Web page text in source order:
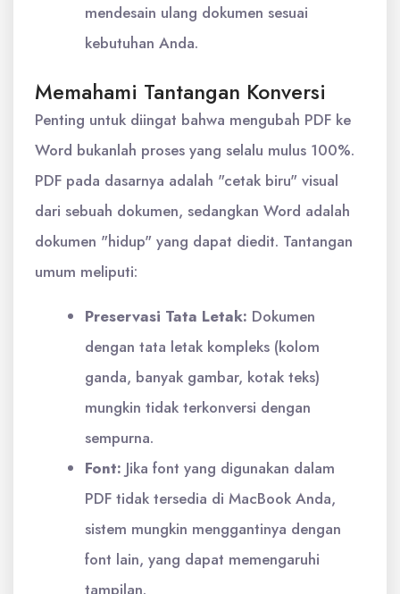
mendesain ulang dokumen sesuai
kebutuhan Anda.
Memahami Tantangan Konversi
Penting untuk diingat bahwa mengubah PDF ke
Word bukanlah proses yang selalu mulus 100%.
PDF pada dasarnya adalah "cetak biru" visual
dari sebuah dokumen, sedangkan Word adalah
dokumen "hidup" yang dapat diedit. Tantangan
umum meliputi:
Preservasi Tata Letak: Dokumen
dengan tata letak kompleks (kolom
ganda, banyak gambar, kotak teks)
mungkin tidak terkonversi dengan
sempurna.
Font: Jika font yang digunakan dalam
PDF tidak tersedia di MacBook Anda,
sistem mungkin menggantinya dengan
font lain, yang dapat memengaruhi
tampilan.